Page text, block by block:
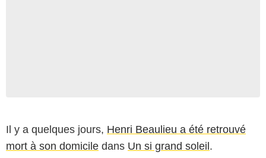
Il y a quelques jours, Henri Beaulieu a été retrouvé
mort à son domicile dans Un si grand soleil.